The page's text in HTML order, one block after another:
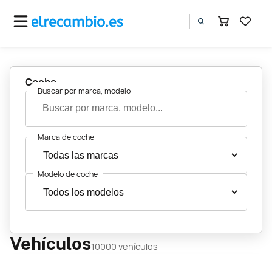
Coche
Buscar por marca, modelo
Marca de coche
Modelo de coche
Vehículos10000 vehículos